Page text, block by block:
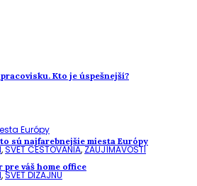
Kto je úspešnejší?
sú najfarebnejšie miesta Európy
,SVET CESTOVANIA,ZAUJÍMAVOSTI
váš home office
,SVET DIZAJNU